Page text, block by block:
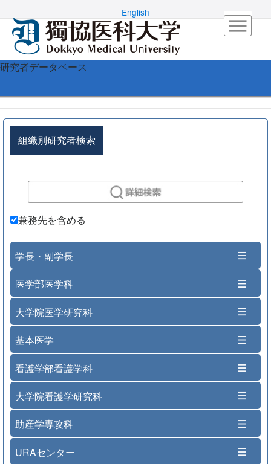
English
研究者データベース
組織別研究者検索
兼務先を含める
学長・副学長
医学部医学科
大学院医学研究科
基本医学
看護学部看護学科
大学院看護学研究科
助産学専攻科
URAセンター